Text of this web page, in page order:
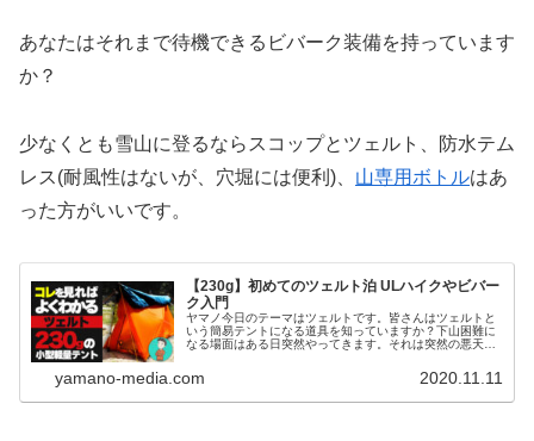
あなたはそれまで待機できるビバーク装備を持っています
か？
少なくとも雪山に登るならスコップとツェルト、防水テム
レス(耐風性はないが、穴堀には便利)、 山専用ボトルはあ
った方がいいです。
【230g】初めてのツェルト泊 ULハイクやビバー
ク入門
ヤマノ今日のテーマはツェルトです。皆さんはツェルトと
いう簡易テントになる道具を知っていますか？下山困難に
なる場面はある日突然やってきます。それは突然の悪天候
yamano-media.com 2020.11.11